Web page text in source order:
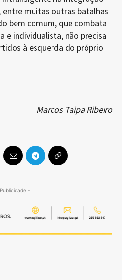
entre muitas outras batalhas
bem comum, que combata
e individualista, não precisa
à esquerda do próprio
Marcos Taipa Ribeiro
-